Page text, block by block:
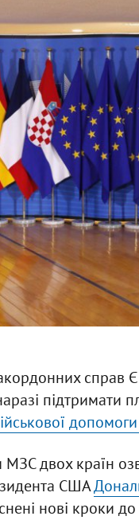
справ
підтримати
МЗС двох країн
США
нові кроки